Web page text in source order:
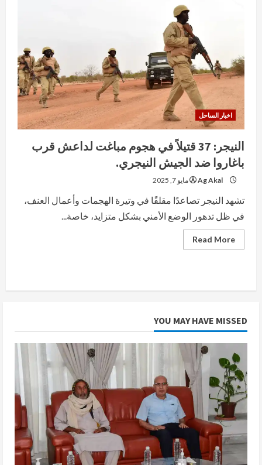
هجوم
دموي
لداعش
يودي
بحياة
41
جنديًا
في
النيجر
اخبار الساحل
النيجر: 37 قتيلاً في هجوم مباغت لداعش قرب
باغاروا ضد الجيش النيجري.
Ag Akal مايو 7, 2025
تشهد النيجر تصاعدًا مقلقًا في وتيرة الهجمات وأعمال العنف،
في ظل تدهور الوضع الأمني بشكل متزايد، خاصة...
Read More
more
قرب
باغاروا
الجيش
YOU MAY HAVE MISSED